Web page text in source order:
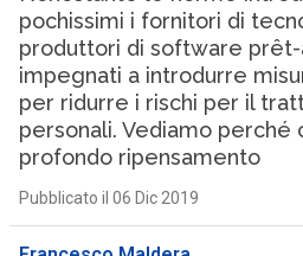
pochissimi i fornitori di
produttori di software
impegnati a introdurre
per ridurre i rischi per il
personali. Vediamo perché
profondo ripensamento
Pubblicato il 06 Dic 2019